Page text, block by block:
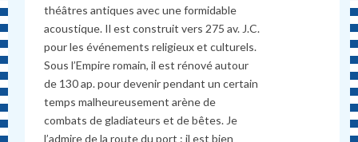
théâtres antiques avec une formidable
acoustique. Il est construit vers 275 av. J.C.
pour les événements religieux et culturels.
Sous l’Empire romain, il est rénové autour
de 130 ap. pour devenir pendant un certain
temps malheureusement arène de
combats de gladiateurs et de bêtes. Je
l’admire de la route du port : il est bien